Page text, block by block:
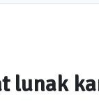
lunak